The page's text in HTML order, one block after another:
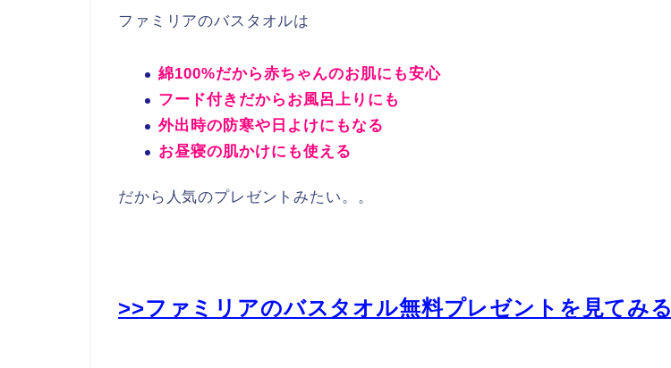
ファミリアのバスタオルは
綿100%だから赤ちゃんのお肌にも安心
フード付きだからお風呂上りにも
外出時の防寒や日よけにもなる
お昼寝の肌かけにも使える
だから人気のプレゼントみたい。。
>>ファミリアのバスタオル無料プレゼントを見てみる